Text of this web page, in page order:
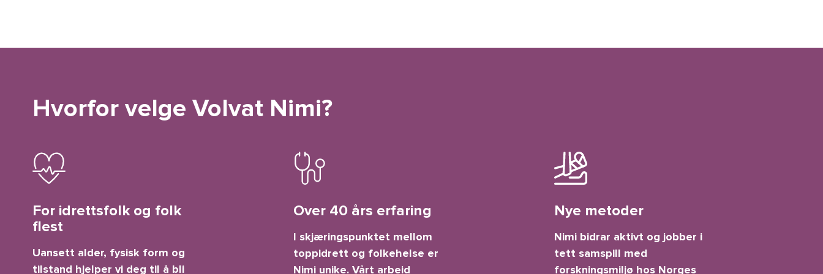
Hvorfor velge Volvat Nimi?
For idrettsfolk og folk
flest
Uansett alder, fysisk form og
tilstand hjelper vi deg til å bli
Over 40 års erfaring
I skjæringspunktet mellom
toppidrett og folkehelse er
Nimi unike. Vårt arbeid
Nye metoder
Nimi bidrar aktivt og jobber i
tett samspill med
forskningsmiljø hos Norges